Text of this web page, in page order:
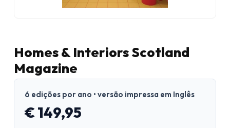
Homes & Interiors Scotland
Magazine
6 edições por ano • versão impressa em Inglês
€ 149,95